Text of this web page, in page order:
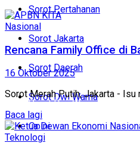
Sorot Pertahanan
Sorot Jakarta
Sorot Daerah
Sorot Dwi Warna
Opini
Sorot Pertahanan
Sorot Jakarta
Sorot Daerah
Sorot Dwi Warna
Opini
Nasional
Rencana Family Office di
16 Oktober 2025
‎Sorot Merah Putih, Jakarta -
Baca lagi
Teknologi